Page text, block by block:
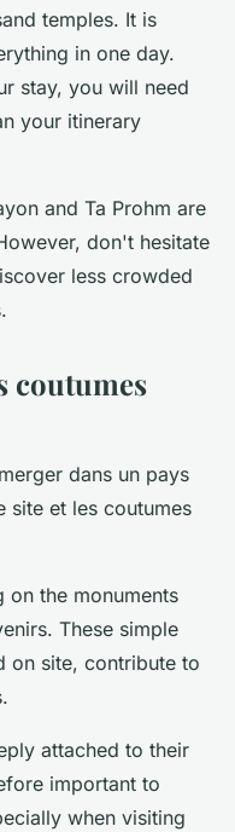
temples. It is
in one day.
stay, you will need
your itinerary
and Ta Prohm are
don't hesitate
less crowded
coutumes
dans un pays
site et les coutumes
on the monuments
These simple
on site, contribute to
attached to their
important to
when visiting